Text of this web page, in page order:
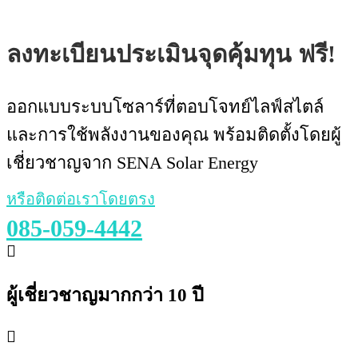
ลงทะเบียนประเมินจุดคุ้มทุน ฟรี!
ออกแบบระบบโซลาร์ที่ตอบโจทย์ไลฟ์สไตล์
และการใช้พลังงานของคุณ พร้อมติดตั้งโดยผู้
เชี่ยวชาญจาก SENA Solar Energy
หรือติดต่อเราโดยตรง
085-059-4442
ผู้เชี่ยวชาญมากกว่า 10 ปี